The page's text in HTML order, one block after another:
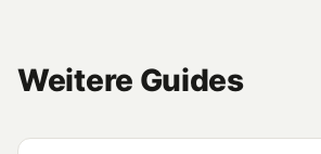
Weitere Guides